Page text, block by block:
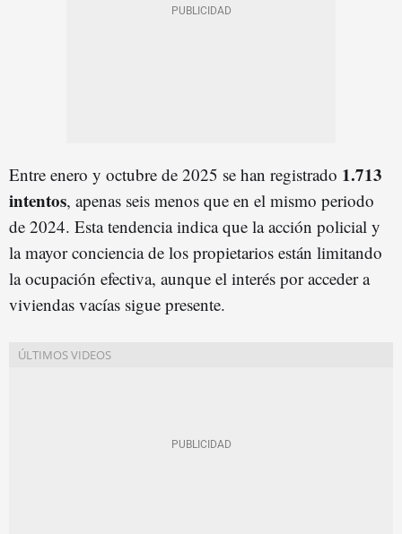
Entre enero y octubre de 2025 se han registrado 1.713
intentos, apenas seis menos que en el mismo periodo
de 2024. Esta tendencia indica que la acción policial y
la mayor conciencia de los propietarios están limitando
la ocupación efectiva, aunque el interés por acceder a
viviendas vacías sigue presente.